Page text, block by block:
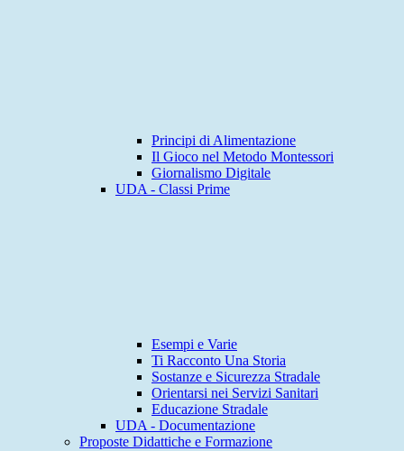
Principi di Alimentazione
Il Gioco nel Metodo Montessori
Giornalismo Digitale
UDA - Classi Prime
Esempi e Varie
Ti Racconto Una Storia
Sostanze e Sicurezza Stradale
Orientarsi nei Servizi Sanitari
Educazione Stradale
UDA - Documentazione
Proposte Didattiche e Formazione